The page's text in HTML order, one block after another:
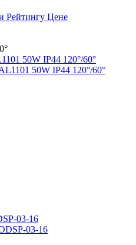
Рейтингу Цене
50W IP44 120°/60°
03-16